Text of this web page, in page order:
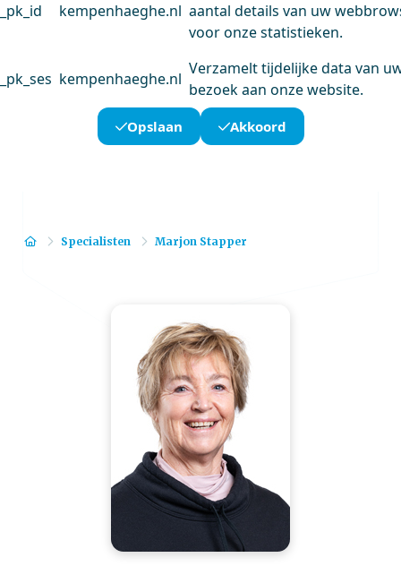
_pk_id kempenhaeghe.nl aantal details van uw
voor onze statistieken.
_pk_ses kempenhaeghe.nl
Verzamelt tijdelijke data van
bezoek aan onze website.
Opslaan Akkoord
HomeSpecialisten Marjon Stapper